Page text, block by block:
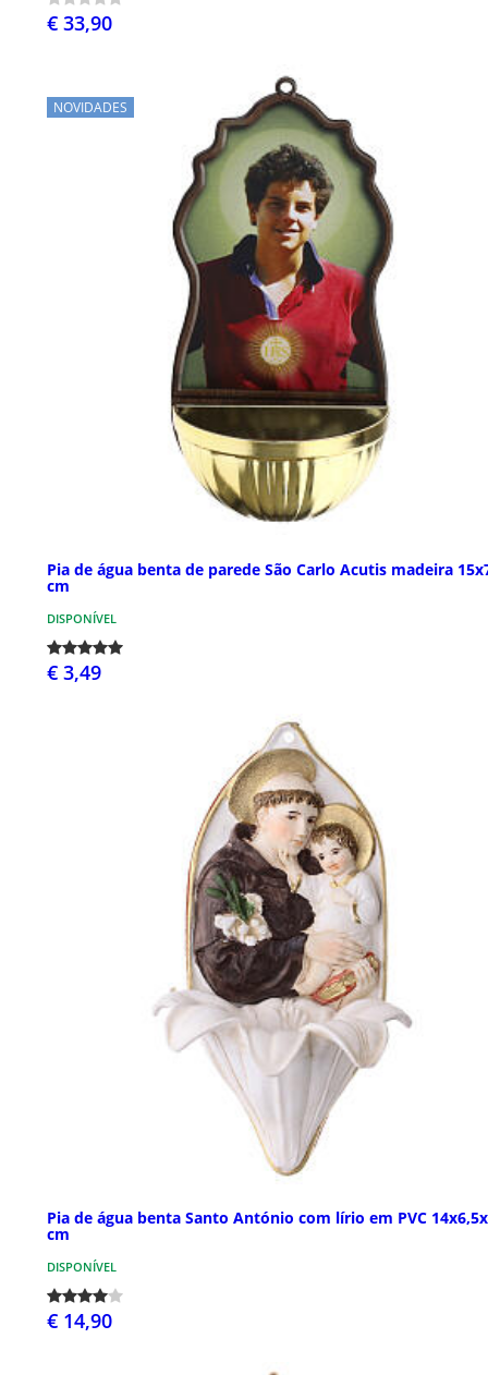
€ 33,90
NOVIDADES
Pia de água benta de parede São Carlo Acutis madeira
cm
DISPONÍVEL
€ 3,49
Pia de água benta Santo António com lírio em PVC
cm
DISPONÍVEL
€ 14,90